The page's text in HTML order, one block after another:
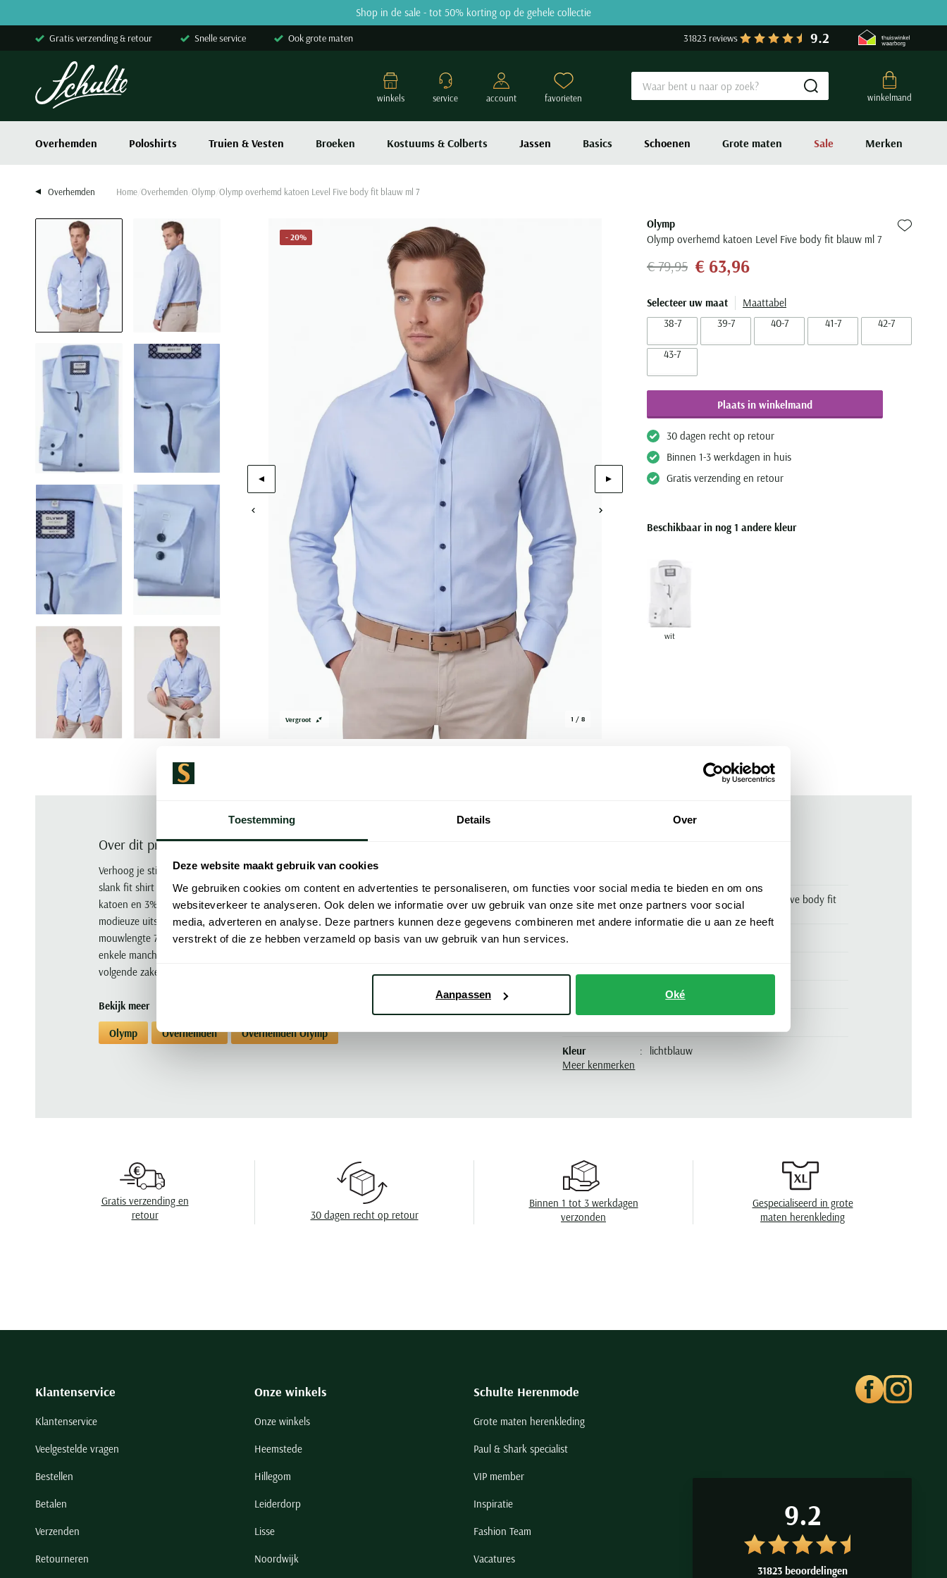
Toestemming Details Over
Deze website maakt gebruik van cookies
We gebruiken cookies om content en advertenties te personaliseren, om functies voor social media te bieden en om ons
websiteverkeer te analyseren. Ook delen we informatie over uw gebruik van onze site met onze partners voor social
media, adverteren en analyse. Deze partners kunnen deze gegevens combineren met andere informatie die u aan ze heeft
verstrekt of die ze hebben verzameld op basis van uw gebruik van hun services.
Aanpassen Oké
Shop in de sale - tot 50% korting op de gehele collectie
Gratis verzending & retour Snelle service Ook grote maten 31823 reviews 9.2
winkelmand
Submit search
Overhemden Poloshirts Truien & Vesten Broeken Kostuums & Colberts Jassen Basics Schoenen Grote maten Sale Merken
winkels service account favorieten
Overhemden Home Overhemden Olymp Olymp overhemd katoen Level Five body fit blauw ml 7
Vergroot 1 / 8
- 20%
Olymp
Olymp overhemd katoen Level Five body fit blauw ml 7
Zet bij
€ 79,95 € 63,96
Selecteer uw maat
Maattabel
38-7
39-7 40-7 41-7 42-7
43-7
Plaats in winkelmand
30 dagen recht op retour
Binnen 1-3 werkdagen in huis
Gratis verzending en retour
Beschikbaar in nog 1 andere kleur
wit
Over dit product
Verhoog je stijl met het OLYMP Level Five body fit business overhemd in lichtblauw. Dit extra
slank fit shirt loopt perfect mee met je lichaamsvorm dankzij de elastische stoffenmix van 97%
katoen en 3% elastomultiester. Het effen design en wide spread boord zorgen voor een
modieuze uitstraling die je zeker op de werkvloer doet opvallen. Dit overhemd met
mouwlengte 7 heeft geen borstzak waardoor de strakke fit extra geaccentueerd wordt. Een
enkele manchet maakt de geraffineerde look compleet. Kies OLYMP voor kwaliteit en stijl bij je
volgende zakelijke aankoop.
Bekijk meer
Olymp Overhemden Overhemden Olymp
Naam Olymp overhemd katoen Level Five body fit
blauw ml 7
Merk
97% katoen en 3% elastaan
Kleur lichtblauw
Boord wide spread boord
Borstzak
Manchet
Meer kenmerken
Gratis verzending en
retour
30 dagen recht op retour
Binnen 1 tot 3 werkdagen
verzonden
Gespecialiseerd in grote
maten herenkleding
Klantenservice
Klantenservice
Veelgestelde vragen
Bestellen
Betalen
Verzenden
Retourneren
Onze winkels
Onze winkels
Heemstede
Hillegom
Leiderdorp
Lisse
Noordwijk
Schulte Herenmode
Grote maten herenkleding
Paul & Shark specialist
VIP member
Inspiratie
Fashion Team
Vacatures
9.2
31823 beoordelingen